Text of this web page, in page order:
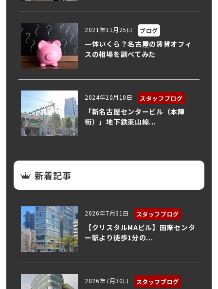
2021年11月25日 ブログ
一体いくら？名古屋の賃貸オフィ
スの相場を調べてみた
2024年10月10日 スタッフブログ
「新名古屋センタービル（本陣
街）」地下鉄東山線...
新着記事
2026年7月31日 スタッフブログ
【クリスタルMAビル】国際センタ
ー駅より徒歩1分の...
2026年7月30日 スタッフブログ